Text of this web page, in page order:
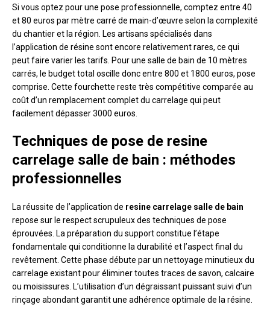
Si vous optez pour une pose professionnelle, comptez entre 40
et 80 euros par mètre carré de main-d’œuvre selon la complexité
du chantier et la région. Les artisans spécialisés dans
l’application de résine sont encore relativement rares, ce qui
peut faire varier les tarifs. Pour une salle de bain de 10 mètres
carrés, le budget total oscille donc entre 800 et 1800 euros, pose
comprise. Cette fourchette reste très compétitive comparée au
coût d’un remplacement complet du carrelage qui peut
facilement dépasser 3000 euros.
Techniques de pose de resine
carrelage salle de bain : méthodes
professionnelles
La réussite de l’application de resine carrelage salle de bain
repose sur le respect scrupuleux des techniques de pose
éprouvées. La préparation du support constitue l’étape
fondamentale qui conditionne la durabilité et l’aspect final du
revêtement. Cette phase débute par un nettoyage minutieux du
carrelage existant pour éliminer toutes traces de savon, calcaire
ou moisissures. L’utilisation d’un dégraissant puissant suivi d’un
rinçage abondant garantit une adhérence optimale de la résine.